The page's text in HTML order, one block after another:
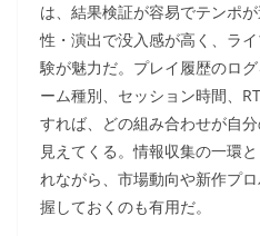
は、結果検証が容易でテンポ
性・演出で没入感が高く、ラ
験が魅力だ。プレイ履歴のロ
ーム種別、セッション時間、
すれば、どの組み合わせが自
見えてくる。情報収集の一環と
れながら、市場動向や新作プ
握しておくのも有用だ。